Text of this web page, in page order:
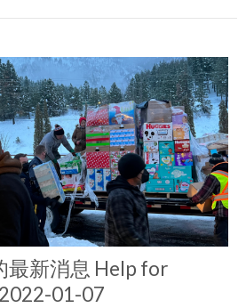
最新消息 Help for
01-07